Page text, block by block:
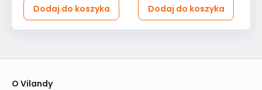
Dodaj do koszyka Dodaj do koszyka
O Vilandy